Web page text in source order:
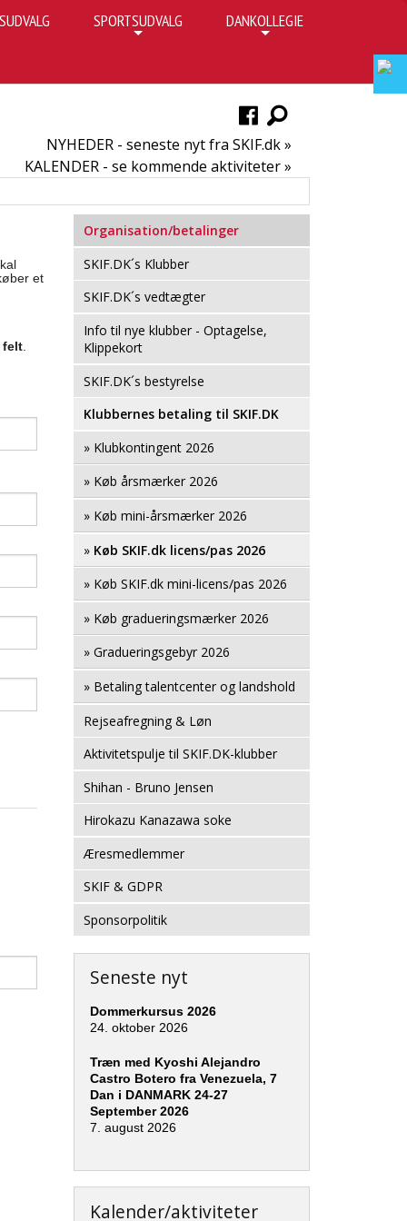
SPORTSUDVALG DANKOLLEGIE
NYHEDER - seneste nyt fra SKIF.dk »
KALENDER - se kommende aktiviteter »
et
felt
Organisation/betalinger
SKIF.DK´s Klubber
SKIF.DK´s vedtægter
Info til nye klubber - Optagelse,
Klippekort
SKIF.DK´s bestyrelse
Klubbernes betaling til SKIF.DK
» Klubkontingent 2026
» Køb årsmærker 2026
» Køb mini-årsmærker 2026
» Køb SKIF.dk licens/pas 2026
» Køb SKIF.dk mini-licens/pas 2026
» Køb gradueringsmærker 2026
» Gradueringsgebyr 2026
» Betaling talentcenter og landshold
Rejseafregning & Løn
Aktivitetspulje til SKIF.DK-klubber
Shihan - Bruno Jensen
Hirokazu Kanazawa soke
Æresmedlemmer
SKIF & GDPR
Sponsorpolitik
Seneste nyt
Dommerkursus 2026
24. oktober 2026
Træn med Kyoshi Alejandro
Castro Botero fra Venezuela, 7
Dan i DANMARK 24-27
September 2026
7. august 2026
Kalender/aktiviteter